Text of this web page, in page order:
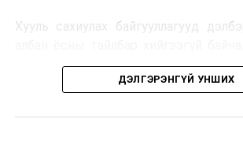
Хууль сахиулах байгууллагууд
шалгах байгууллага олон нийтэд
хүний амь насанд халдахыг завдсан
мэдээлжээ.
ДЭЛГЭРЭНГҮЙ УНШИХ